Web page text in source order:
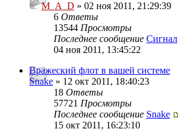
M_A_D » 02 ноя 2011, 21:29:39
6 Ответы
13544 Просмотры
Последнее сообщение Сигнал
04 ноя 2011, 13:45:22
Вражеский флот в вашей системе
Snake » 12 окт 2011, 18:40:23
18 Ответы
57721 Просмотры
Последнее сообщение Snake
15 окт 2011, 16:23:10